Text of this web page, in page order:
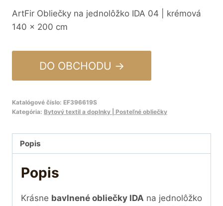
ArtFir Obliečky na jednolôžko IDA 04 | krémová
140 x 200 cm
DO OBCHODU →
Katalógové číslo: EF396619S
Kategória: Bytový textil a doplnky | Posteľné obliečky
Popis
Popis
Krásne bavlnené obliečky IDA na jednolôžko